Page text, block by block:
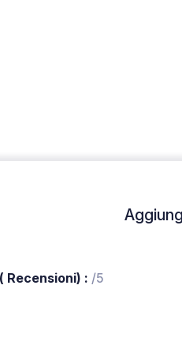
Recensioni) : /5